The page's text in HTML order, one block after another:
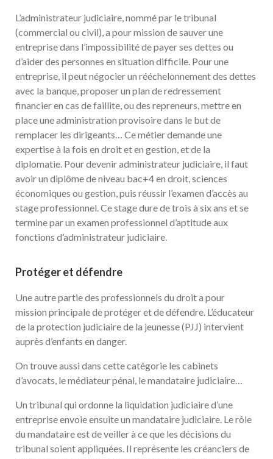
L’administrateur judiciaire, nommé par le tribunal
(commercial ou civil), a pour mission de sauver une
entreprise dans l’impossibilité de payer ses dettes ou
d’aider des personnes en situation difficile. Pour une
entreprise, il peut négocier un rééchelonnement des dettes
avec la banque, proposer un plan de redressement
financier en cas de faillite, ou des repreneurs, mettre en
place une administration provisoire dans le but de
remplacer les dirigeants… Ce métier demande une
expertise à la fois en droit et en gestion, et de la
diplomatie. Pour devenir administrateur judiciaire, il faut
avoir un diplôme de niveau bac+4 en droit, sciences
économiques ou gestion, puis réussir l’examen d’accès au
stage professionnel. Ce stage dure de trois à six ans et se
termine par un examen professionnel d’aptitude aux
fonctions d’administrateur judiciaire.
Protéger et défendre
Une autre partie des professionnels du droit a pour
mission principale de protéger et de défendre. L’éducateur
de la protection judiciaire de la jeunesse (PJJ) intervient
auprès d’enfants en danger.
On trouve aussi dans cette catégorie les cabinets
d’avocats, le médiateur pénal, le mandataire judiciaire…
Un tribunal qui ordonne la liquidation judiciaire d’une
entreprise envoie ensuite un mandataire judiciaire. Le rôle
du mandataire est de veiller à ce que les décisions du
tribunal soient appliquées. Il représente les créanciers de